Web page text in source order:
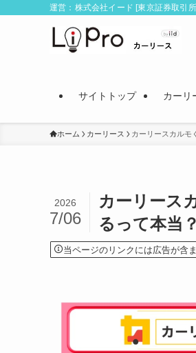
運営：株式会社イード [東京証券取引
サイトトップ カーリ
ホーム カーリース カーリースカルモ
カーリース
るって本当？
2026
7/06
当ページのリンクには広告が含